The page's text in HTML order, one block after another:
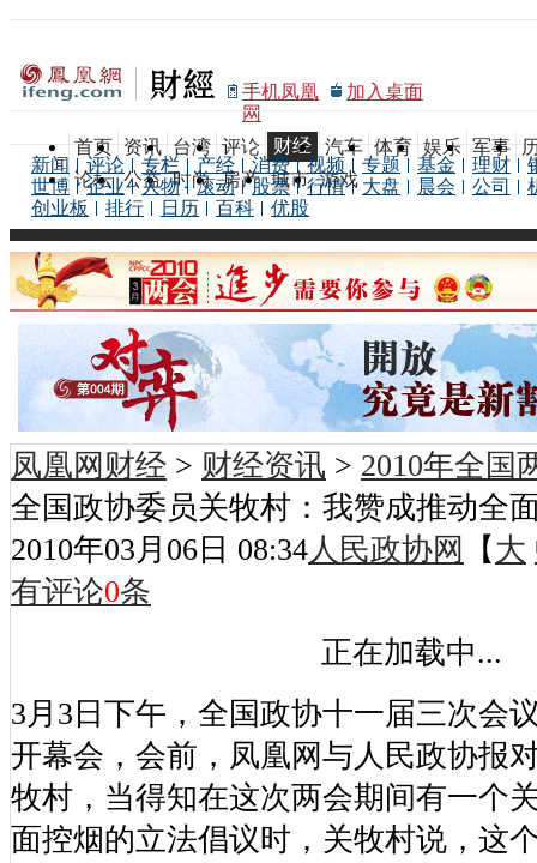
手机凤凰
网
加入桌面
首页 资讯 台湾 评论 财经 汽车 体育 娱乐 军事
论坛 公益 时尚 房产 城市 游戏
新闻 评论 专栏 产经 消费 视频 专题 基金 理财
世博
企业 人物 滚动 股票 行情 大盘 晨会 公司
创业板
排行 日历 百科 优股
凤凰网财经 > 财经资讯 > 2010年全国
全国政协委员关牧村：我赞成推动全
2010年03月06日 08:34人民政协网 【 大
有评论0条
正在加载中...
3月3日下午，全国政协十一届三次会
开幕会，会前，凤凰网与人民政协报
牧村，当得知在这次两会期间有一个
面控烟的立法倡议时，关牧村说，这